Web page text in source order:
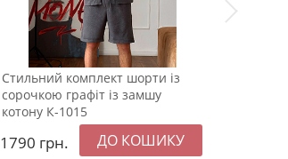
Стильний комплект шорти із
сорочкою графіт із замшу
котону К-1015
1790 грн.